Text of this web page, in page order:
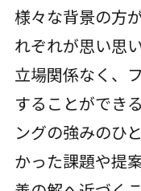
様々な背景の方
れぞれが思い思
立場関係なく、
することができ
ングの強みのひ
かった課題や提